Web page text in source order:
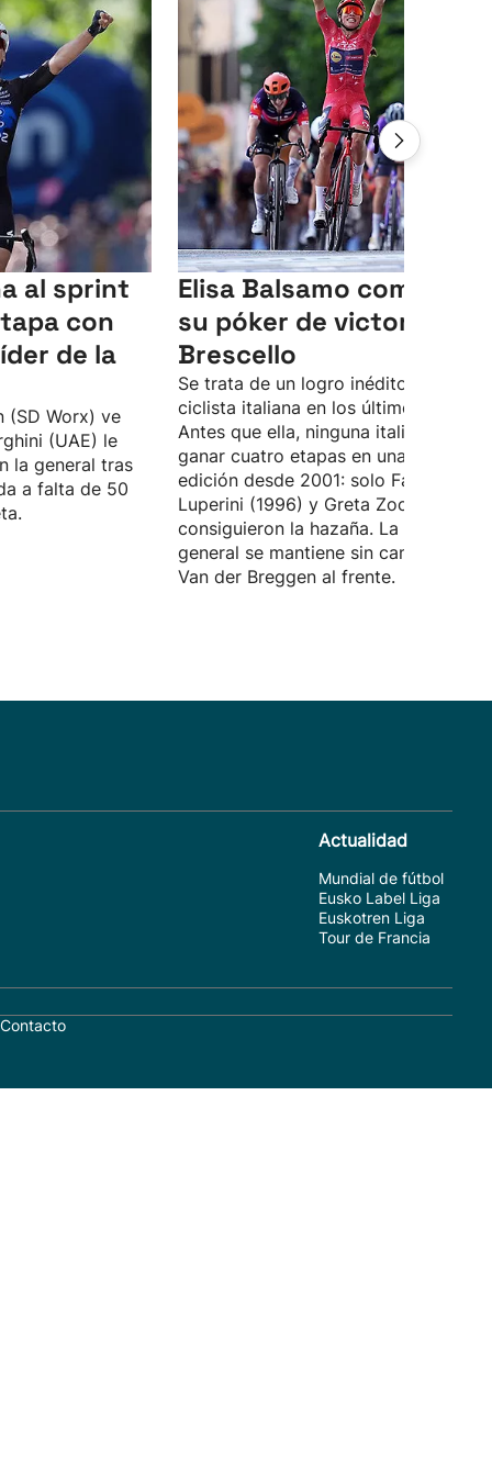
al sprint
con
de la
(SD Worx) ve
(UAE) le
la general tras
a falta de 50
Elisa Balsamo completa
su póker de victorias en
Brescello
Se trata de un logro inédito para una
ciclista italiana en los últimos 25
Antes que ella, ninguna italiana
ganar cuatro etapas en una misma
edición desde 2001: solo Fabiana
Luperini (1996) y Greta Zocca (2001)
consiguieron la hazaña. La
general se mantiene sin cambios con
Van der Breggen al frente.
Actualidad
Mundial de fútbol
Eusko Label Liga
Euskotren Liga
Tour de Francia
Contacto